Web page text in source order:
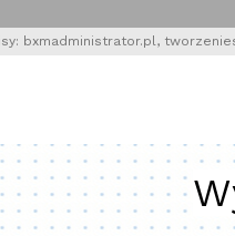
bxmadministrator.pl,